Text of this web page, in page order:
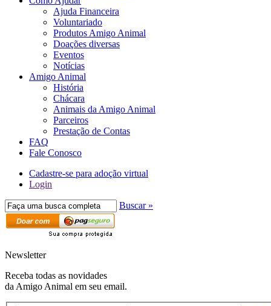
Ajuda Financeira
Voluntariado
Produtos Amigo Animal
Doações diversas
Eventos
Notícias
Amigo Animal
História
Chácara
Animais da Amigo Animal
Parceiros
Prestação de Contas
FAQ
Fale Conosco
Cadastre-se para adoção virtual
Login
Buscar »
Newsletter
Receba todas as novidades
da Amigo Animal em seu email.